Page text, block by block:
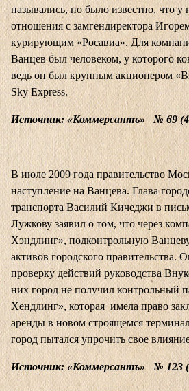
назывались, но было известно, что у
отношения с замгендиректора
курирующим «Росавиа». Для
Ванцев был человеком, у которого
ведь он был крупным акционером
Sky Express.
Источник: «Коммерсантъ» № 69
В июле 2009 года правительство
наступление на Ванцева. Глава
транспорта Василий Кичеджи в
Лужкову заявил о том, что через
Хэндлинг», подконтрольную
активов городского правительства.
проверку действий руководства
них город не получил контрольный
Хендлинг», которая имела право
аренды в новом строящемся
город пытался упрочить свое
Источник: «Коммерсантъ» № 123